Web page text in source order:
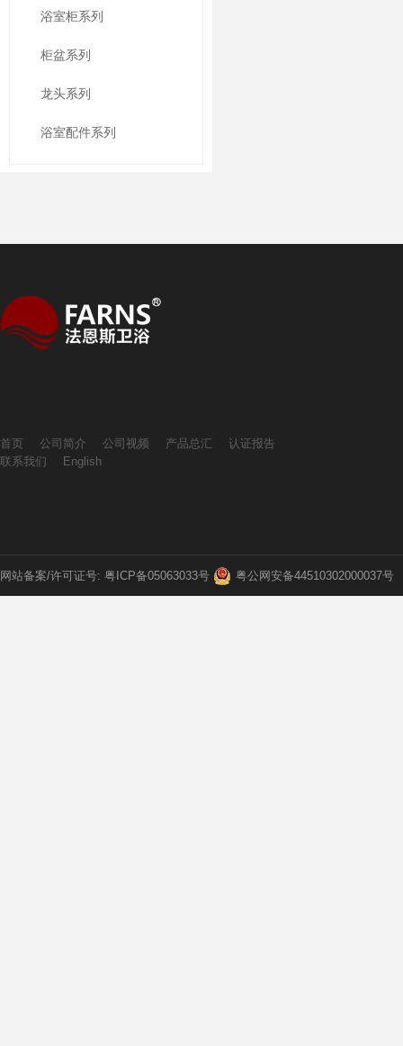
浴室柜系列
柜盆系列
龙头系列
浴室配件系列
首页 公司简介 公司视频 产品总汇
认证报告
联系我们
English
网站备案/许可证号: 粤ICP备05063033号 粤公网安备44510302000037号